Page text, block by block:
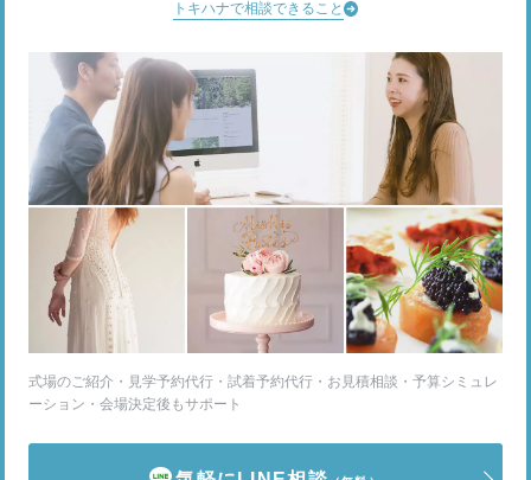
トキハナで相談できること
式場のご紹介・見学予約代行・試着予約代行・お見積相談・予算シミュレ
ーション・会場決定後もサポート